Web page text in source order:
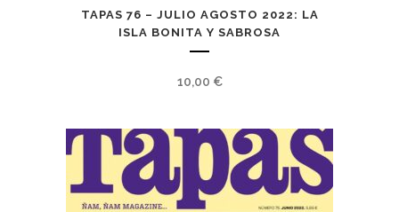
TAPAS 76 – JULIO AGOSTO 2022: LA
ISLA BONITA Y SABROSA
10,00 €